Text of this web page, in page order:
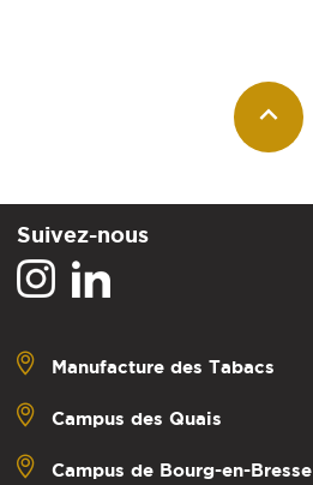
Suivez-nous
Manufacture des Tabacs
Campus des Quais
Campus de Bourg-en-Bresse